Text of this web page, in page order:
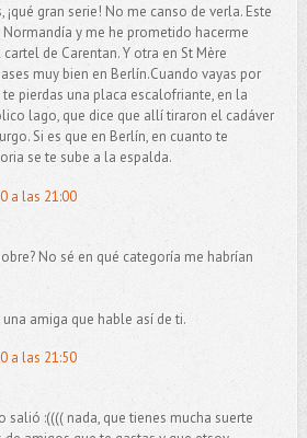
¡qué gran serie! No me canso de verla. Este
y me he prometido hacerme
de Carentan. Y otra en St Mère
muy bien en Berlín.Cuando vayas por
pierdas una placa escalofriante, en la
lago, que dice que allí tiraron el cadáver
Si es que en Berlín, en cuanto te
se te sube a la espalda.
a las 21:00
No sé en qué categoría me habrían
amiga que hable así de ti.
a las 21:50
salió :(((( nada, que tienes mucha suerte